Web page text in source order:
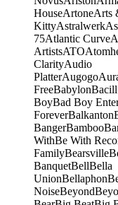
HouseArtoneArts
KittyAstralwerk
75Atlantic Curve
ArtistsATO
ClarityAudio
PlatterAugogo
FreeBabylon
BoyBad Boy
ForeverBalkanton
BangerBamboo
WithBe With
FamilyBearsville
BanquetBellBella
UnionBellaphon
NoiseBeyond